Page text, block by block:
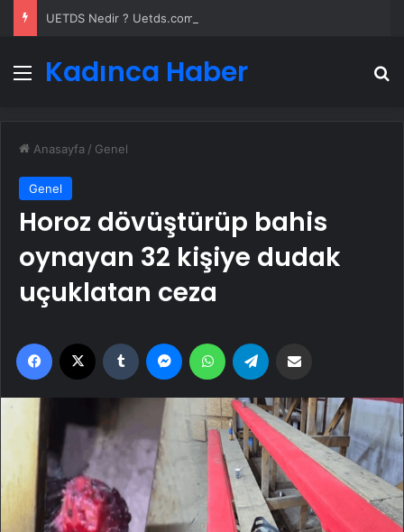
Menü
Kadınca Haber
Anasayfa / Genel
Genel
Horoz dövüştürüp bahis
oynayan 32 kişiye dudak
uçuklatan ceza
Facebook Tumblr MessengerWhatsApp